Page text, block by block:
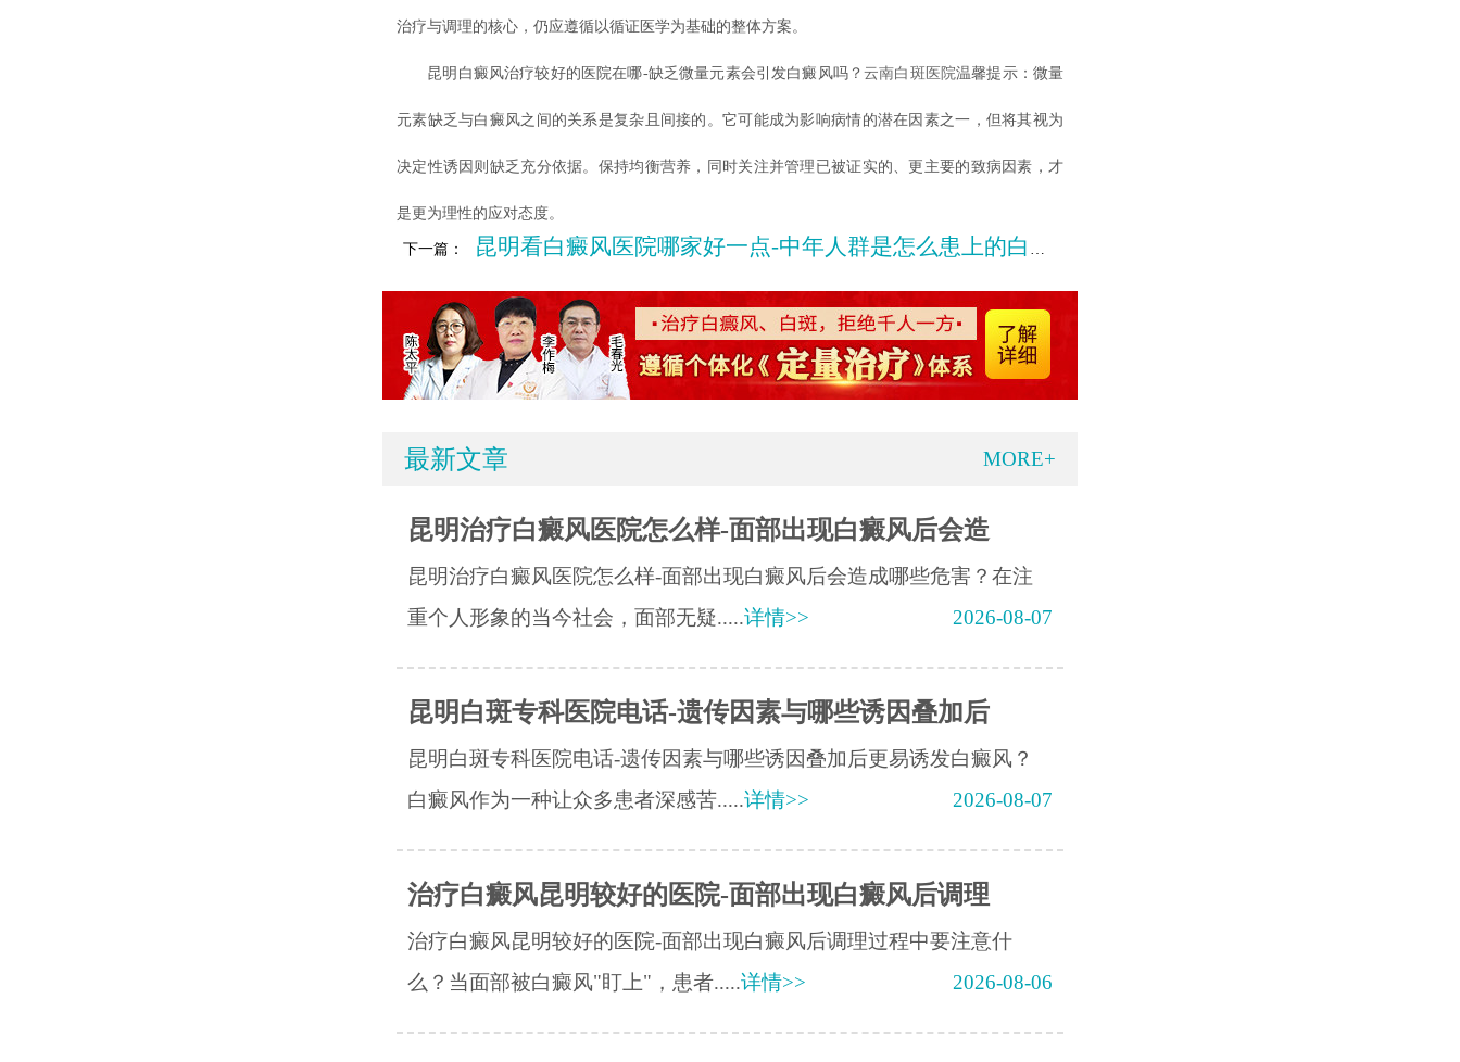
治疗与调理的核心，仍应遵循以循证医学为基础的整体方案。
昆明白癜风治疗较好的医院在哪-缺乏微量元素会引发白癜风吗？云南白斑医院温馨提示：微量
元素缺乏与白癜风之间的关系是复杂且间接的。它可能成为影响病情的潜在因素之一，但将其视为
决定性诱因则缺乏充分依据。保持均衡营养，同时关注并管理已被证实的、更主要的致病因素，才
是更为理性的应对态度。
下一篇： 昆明看白癜风医院哪家好一点-中年人群是怎么患上的白癜风呢
最新文章 MORE+
昆明治疗白癜风医院怎么样-面部出现白癜风后会造
昆明治疗白癜风医院怎么样-面部出现白癜风后会造成哪些危害？在注
重个人形象的当今社会，面部无疑.....详情>> 2026-08-07
昆明白斑专科医院电话-遗传因素与哪些诱因叠加后
昆明白斑专科医院电话-遗传因素与哪些诱因叠加后更易诱发白癜风？
白癜风作为一种让众多患者深感苦.....详情>> 2026-08-07
治疗白癜风昆明较好的医院-面部出现白癜风后调理
治疗白癜风昆明较好的医院-面部出现白癜风后调理过程中要注意什
么？当面部被白癜风"盯上"，患者.....详情>> 2026-08-06